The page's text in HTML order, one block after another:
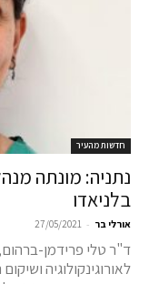
חדשות מהעיר
נתניה: מונתה
בלניאדו
אורלי בר -
27/05/2021
ד"ר טלי פרידמן-
לאורוגינקולוגיה